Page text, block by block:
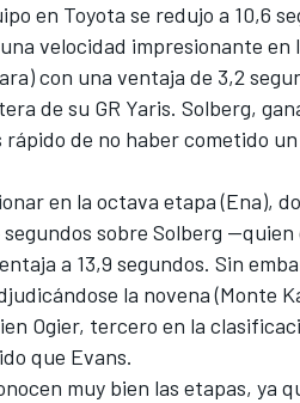
en Toyota se redujo a 10,6
velocidad impresionante
con una ventaja de 3,2
de su GR Yaris. Solberg,
rápido de no haber cometido
en la octava etapa (Ena),
segundos sobre Solberg
a 13,9 segundos. Sin
la novena (Monte
Ogier, tercero en la
que Evans.
muy bien las etapas, ya